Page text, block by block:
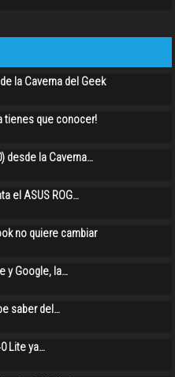
la Caverna del Geek
tienes que conocer!
desde la Caverna…
el ASUS ROG…
no quiere cambiar
y Google, la…
saber del…
Lite ya…